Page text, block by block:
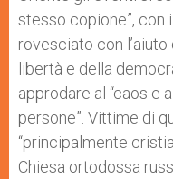
stesso copione”, con
rovesciato con
libertà e della
approdare al “caos e
persone”. Vittime di
“principalmente
Chiesa ortodossa